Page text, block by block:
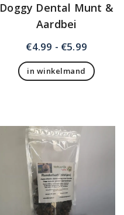
Doggy Dental Munt &
Aardbei
€4.99 - €5.99
€4.99
tot
in winkelmand
meerdere
variaties.
Deze
optie
kan
gekozen
worden
op